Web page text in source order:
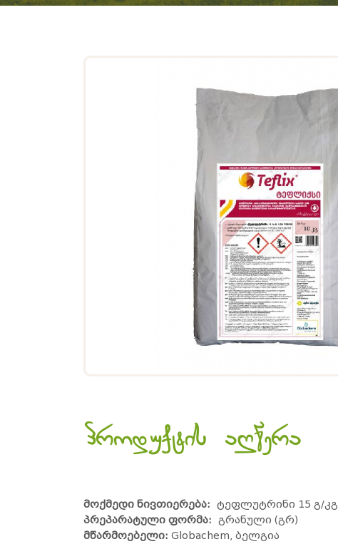
პროდუქტის აღწერა
მოქმედი ნივთიერება: ტეფლუტრინი 15 გ/კგ
პრეპარატული ფორმა: გრანული (გრ)
მწარმოებელი: Globachem, ბელგია